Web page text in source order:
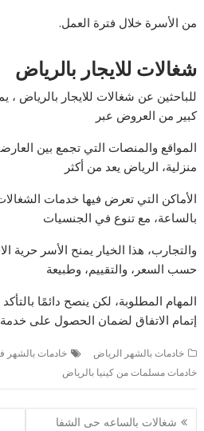
من الأسرة خلال فترة العمل.
شغالات للايجار بالرياض
للباحثين عن شغالات للايجار بالرياض ،
كبير من العروض عبر
المواقع والمنصات التي تجمع بين
منزلية، الرياض يعد من أكثر
الأماكن التي تعرض فيها خدمات
بالساعة، مع تنوع في الجنسيات
والتجارب، هذا الخيار يمنح الأسر حرية
حسب السعر، والتقييم، وطبيعة
المهام المطلوبة، لكن ينصح دائمًا
إتمام الاتفاق لضمان الحصول على خدمة
خادمات بالشهر الرياض خادمات بالشهر
خادمات مسلمات من كينيا بالرياض
تصفّح
شغالات بالساعه حى الشفا